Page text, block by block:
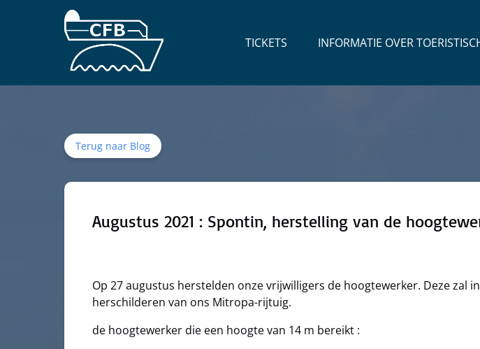
Ga naar de primaire navigatie
Ga naar inhoud
Ga naar voettekst
TICKETS
Menu
INFORMATIE OVER
Terug naar Blog
Augustus 2021 : Spontin, herstelling van de
Op 27 augustus herstelden onze vrijwilligers de hoogtewerker. Deze
herschilderen van ons Mitropa-rijtuig.
de hoogtewerker die een hoogte van 14 m bereikt :